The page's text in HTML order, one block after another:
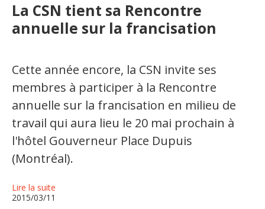
La CSN tient sa Rencontre
annuelle sur la francisation
Cette année encore, la CSN invite ses
membres à participer à la Rencontre
annuelle sur la francisation en milieu de
travail qui aura lieu le 20 mai prochain à
l'hôtel Gouverneur Place Dupuis
(Montréal).
Lire la suite
2015/03/11